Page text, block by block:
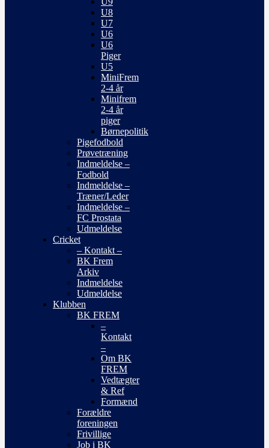
U8
U7
U6
U6
Piger
U5
MiniFrem
2-4 år
Minifrem
2-4 år
piger
Børnepolitik
Pigefodbold
Prøvetræning
Indmeldelse –
Fodbold
Indmeldelse –
Træner/Leder
Indmeldelse –
FC Prostata
Udmeldelse
Cricket
– Kontakt –
BK Frem
Arkiv
Indmeldelse
Udmeldelse
Klubben
BK FREM
–
Kontakt
–
Om BK
FREM
Vedtægter
& Ref
Formænd
Forældre
foreningen
Frivillige
Job i BK